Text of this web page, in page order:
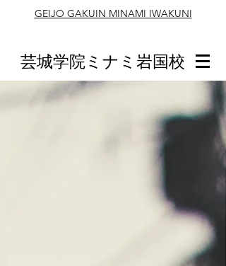
GEIJO GAKUIN MINAMI IWAKUNI
芸城学院ミナミ岩国校